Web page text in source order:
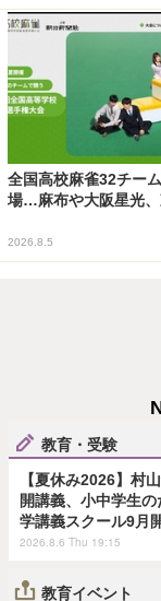
全国高校麻雀32チー
場…麻布や大阪星光
2026.8.5
教育・受験
【夏休み2026】村
開講義、小中学生
学講義スクール9月
2026.8.6 Thu 19:15
教育イベント